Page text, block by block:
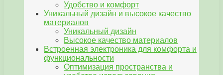
Удобство и комфорт
Уникальный дизайн и высокое качество
материалов
Уникальный дизайн
Высокое качество материалов
Встроенная электроника для комфорта и
функциональности
Оптимизация пространства и